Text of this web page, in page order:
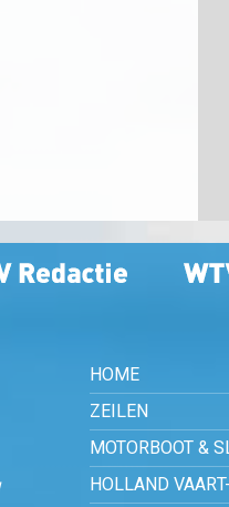
HOME
ZEILEN
MOTORBOOT &
HOLLAND VAART-